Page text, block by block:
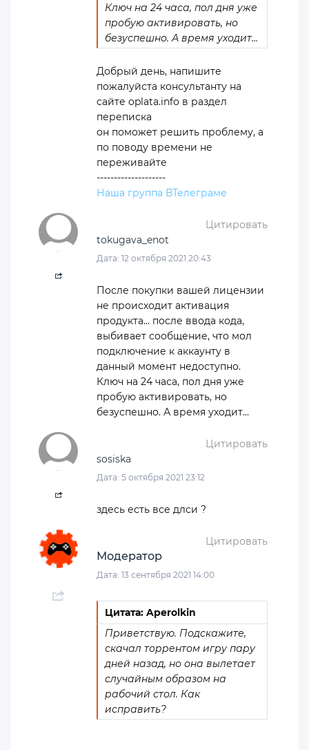
Ключ на 24 часа, пол дня уже
пробую активировать, но
безуспешно. А время уходит...
Добрый день, напишите
пожалуйста консультанту на
сайте oplata.info в раздел
переписка
он поможет решить проблему, а
по поводу времени не
переживайте
--------------------
Наша группа ВТелеграме
Цитировать
tokugava_enot
Дата: 12 октября 2021 20:43
После покупки вашей лицензии
не происходит активация
продукта... после ввода кода,
выбивает сообщение, что мол
подключение к аккаунту в
данный момент недоступно.
Ключ на 24 часа, пол дня уже
пробую активировать, но
безуспешно. А время уходит...
Цитировать
sosiska
Дата: 5 октября 2021 23:12
здесь есть все длси ?
Цитировать
Модератор
Дата: 13 сентября 2021 14:00
Цитата: Aperolkin
Приветствую. Подскажите,
скачал торрентом игру пару
дней назад, но она вылетает
случайным образом на
рабочий стол. Как
исправить?